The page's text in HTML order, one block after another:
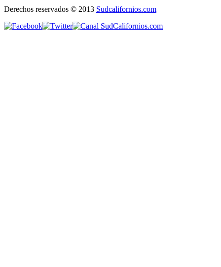
Derechos reservados © 2013 Sudcalifornios.com